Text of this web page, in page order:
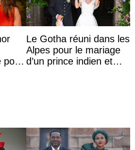
pour
Le Gotha réuni dans les
Alpes pour le mariage
d’un prince indien et